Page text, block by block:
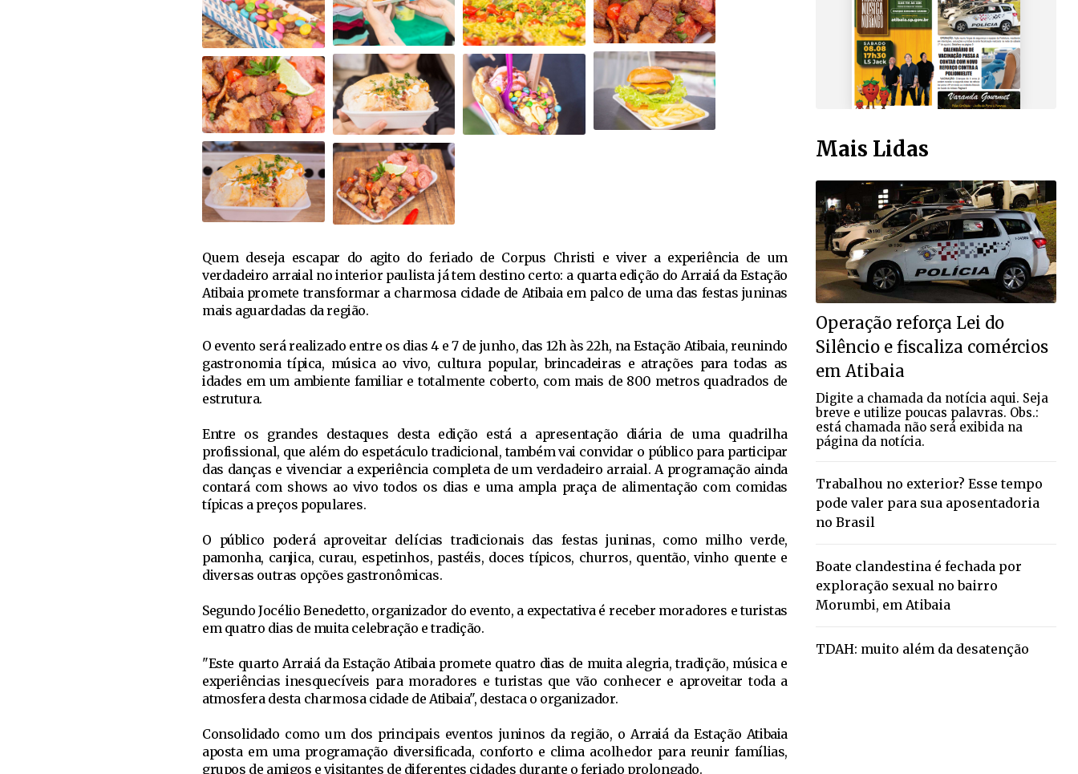
Quem deseja escapar do agito do feriado de Corpus Christi e viver a experiência de um
verdadeiro arraial no interior paulista já tem destino certo: a quarta edição do Arraiá da Estação
Atibaia promete transformar a charmosa cidade de Atibaia em palco de uma das festas juninas
mais aguardadas da região.
O evento será realizado entre os dias 4 e 7 de junho, das 12h às 22h, na Estação Atibaia, reunindo
gastronomia típica, música ao vivo, cultura popular, brincadeiras e atrações para todas as
idades em um ambiente familiar e totalmente coberto, com mais de 800 metros quadrados de
estrutura.
Entre os grandes destaques desta edição está a apresentação diária de uma quadrilha
profissional, que além do espetáculo tradicional, também vai convidar o público para participar
das danças e vivenciar a experiência completa de um verdadeiro arraial. A programação ainda
contará com shows ao vivo todos os dias e uma ampla praça de alimentação com comidas
típicas a preços populares.
O público poderá aproveitar delícias tradicionais das festas juninas, como milho verde,
pamonha, canjica, curau, espetinhos, pastéis, doces típicos, churros, quentão, vinho quente e
diversas outras opções gastronômicas.
Segundo Jocélio Benedetto, organizador do evento, a expectativa é receber moradores e turistas
em quatro dias de muita celebração e tradição.
"Este quarto Arraiá da Estação Atibaia promete quatro dias de muita alegria, tradição, música e
experiências inesquecíveis para moradores e turistas que vão conhecer e aproveitar toda a
atmosfera desta charmosa cidade de Atibaia", destaca o organizador.
Consolidado como um dos principais eventos juninos da região, o Arraiá da Estação Atibaia
aposta em uma programação diversificada, conforto e clima acolhedor para reunir famílias,
grupos de amigos e visitantes de diferentes cidades durante o feriado prolongado.
Mais Lidas
Operação reforça Lei do
Silêncio e fiscaliza comércios
em Atibaia
Digite a chamada da notícia aqui. Seja
breve e utilize poucas palavras. Obs.:
está chamada não será exibida na
página da notícia.
Trabalhou no exterior? Esse tempo
pode valer para sua aposentadoria
no Brasil
Boate clandestina é fechada por
exploração sexual no bairro
Morumbi, em Atibaia
TDAH: muito além da desatenção